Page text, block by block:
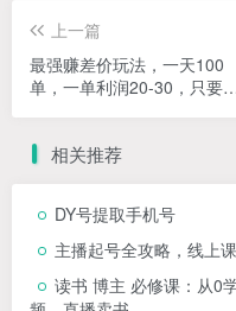
上一篇
最强赚差价玩法，一天100
单，一单利润20-30，只要
相关推荐
DY号提取手机号
主播起号全攻略，线上
读书 博主 必修课：从0